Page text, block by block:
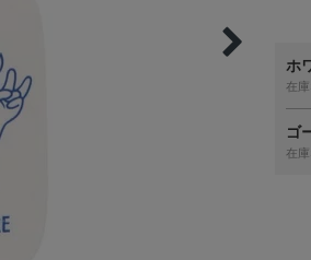
ホ
在庫
ゴ
在庫